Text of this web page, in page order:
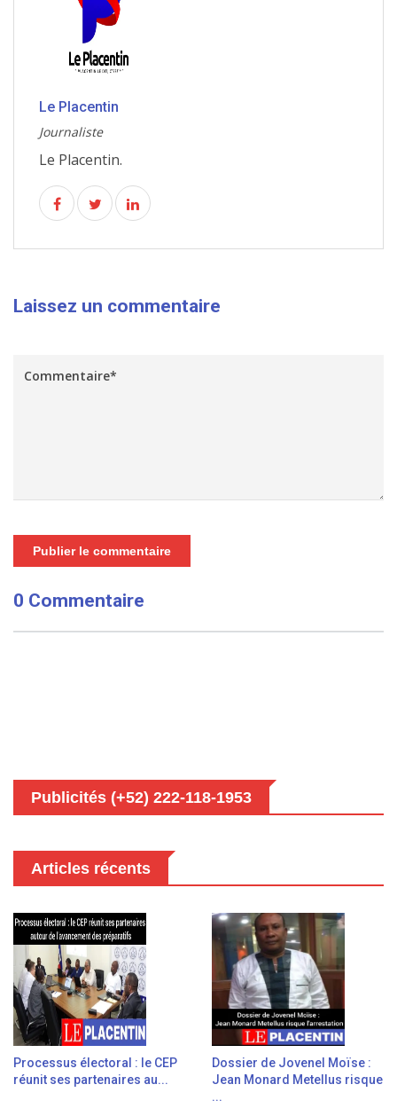
Le Placentin
Journaliste
Le Placentin.
Laissez un commentaire
Publier le commentaire
0 Commentaire
Publicités (+52) 222-118-1953
Articles récents
Processus électoral : le CEP
réunit ses partenaires au...
Dossier de Jovenel Moïse :
Jean Monard Metellus risque
...